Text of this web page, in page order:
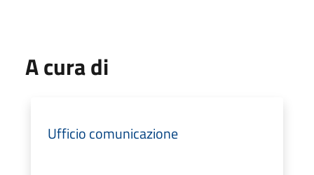
A cura di
Ufficio comunicazione